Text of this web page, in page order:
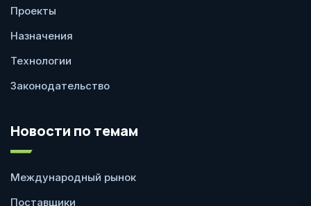
Проекты
Назначения
Технологии
Законодательство
Новости по темам
Международный рынок
Поставщики